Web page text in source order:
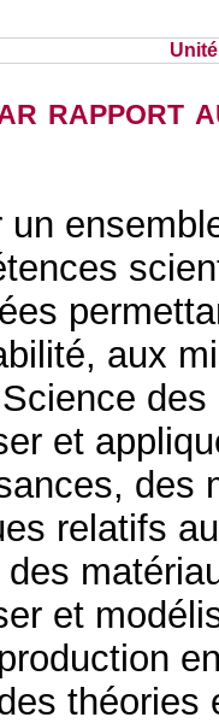
rapport
un
aux
et
des
relatifs
et
théories